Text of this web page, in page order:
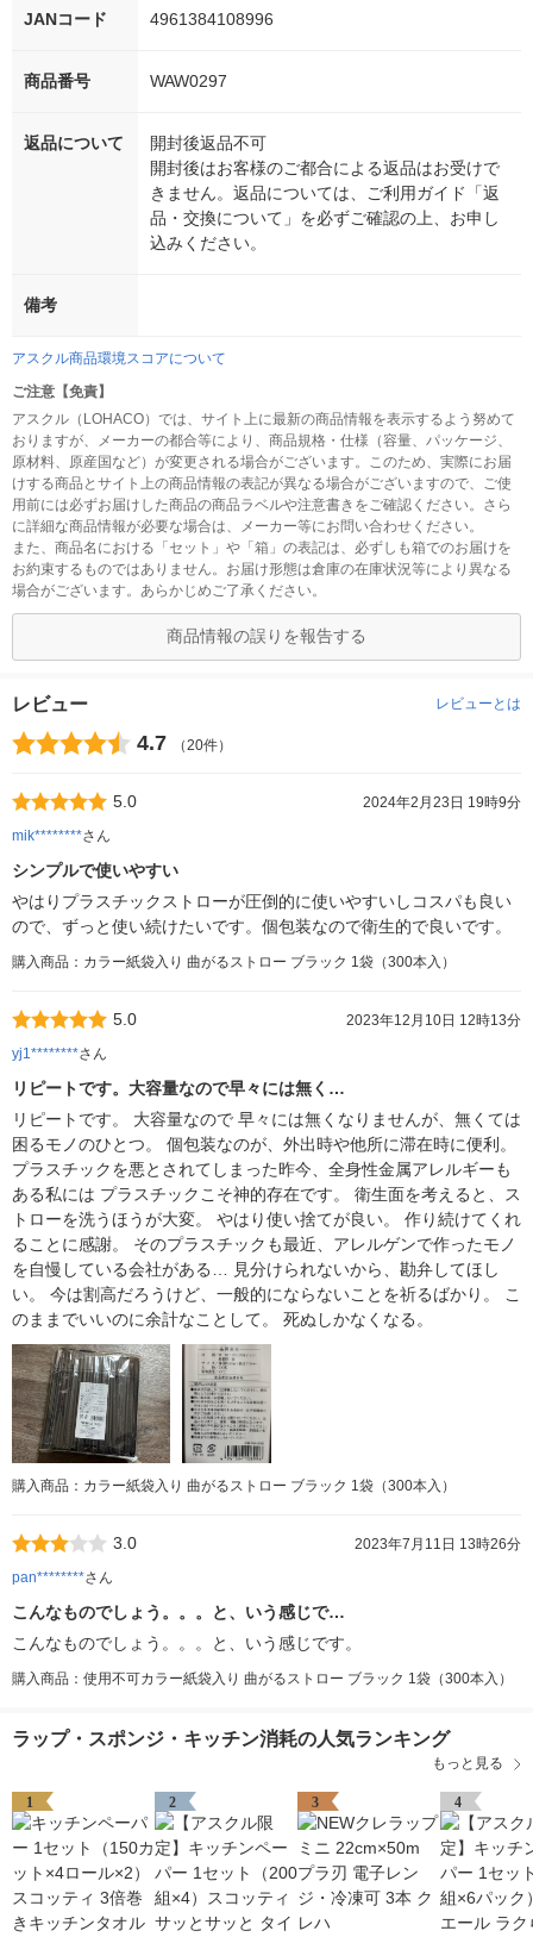
JANコード 4961384108996
商品番号 WAW0297
返品について
開封後返品不可
開封後はお客様のご都合による返品はお受けで
きません。返品については、ご利用ガイド「返
品・交換について」を必ずご確認の上、お申し
込みください。
備考
アスクル商品環境スコアについて
ご注意【免責】
アスクル（LOHACO）では、サイト上に最新の商品情報を表示するよう努めて
おりますが、メーカーの都合等により、商品規格・仕様（容量、パッケージ、
原材料、原産国など）が変更される場合がございます。このため、実際にお届
けする商品とサイト上の商品情報の表記が異なる場合がございますので、ご使
用前には必ずお届けした商品の商品ラベルや注意書きをご確認ください。さら
に詳細な商品情報が必要な場合は、メーカー等にお問い合わせください。
また、商品名における「セット」や「箱」の表記は、必ずしも箱でのお届けを
お約束するものではありません。お届け形態は倉庫の在庫状況等により異なる
場合がございます。あらかじめご了承ください。
商品情報の誤りを報告する
レビュー レビューとは
4.7 （20件）
5.0
2024年2月23日 19時9分
mik********さん
シンプルで使いやすい
やはりプラスチックストローが圧倒的に使いやすいしコスパも良い
ので、ずっと使い続けたいです。個包装なので衛生的で良いです。
購入商品：カラー紙袋入り 曲がるストロー ブラック 1袋（300本入）
5.0
2023年12月10日 12時13分
yj1********さん
リピートです。大容量なので早々には無く…
リピートです。 大容量なので 早々には無くなりませんが、無くては
困るモノのひとつ。 個包装なのが、外出時や他所に滞在時に便利。
プラスチックを悪とされてしまった昨今、全身性金属アレルギーも
ある私には プラスチックこそ神的存在です。 衛生面を考えると、ス
トローを洗うほうが大変。 やはり使い捨てが良い。 作り続けてくれ
ることに感謝。 そのプラスチックも最近、アレルゲンで作ったモノ
を自慢している会社がある… 見分けられないから、勘弁してほし
い。 今は割高だろうけど、一般的にならないことを祈るばかり。 こ
のままでいいのに余計なことして。 死ぬしかなくなる。
購入商品：カラー紙袋入り 曲がるストロー ブラック 1袋（300本入）
3.0
2023年7月11日 13時26分
pan********さん
こんなものでしょう。。。と、いう感じで…
こんなものでしょう。。。と、いう感じです。
購入商品：使用不可カラー紙袋入り 曲がるストロー ブラック 1袋（300本入）
ラップ・スポンジ・キッチン消耗の人気ランキング
もっと見る
1 2 3 4